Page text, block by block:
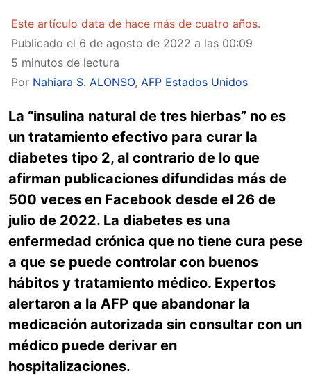
Este artículo data de hace más de cuatro años.
Publicado el 6 de agosto de 2022 a las 00:09
5 minutos de lectura
Por Nahiara S. ALONSO, AFP Estados Unidos
La “insulina natural de tres hierbas” no es
un tratamiento efectivo para curar la
diabetes tipo 2, al contrario de lo que
afirman publicaciones difundidas más de
500 veces en Facebook desde el 26 de
julio de 2022. La diabetes es una
enfermedad crónica que no tiene cura pese
a que se puede controlar con buenos
hábitos y tratamiento médico. Expertos
alertaron a la AFP que abandonar la
medicación autorizada sin consultar con un
médico puede derivar en
hospitalizaciones.